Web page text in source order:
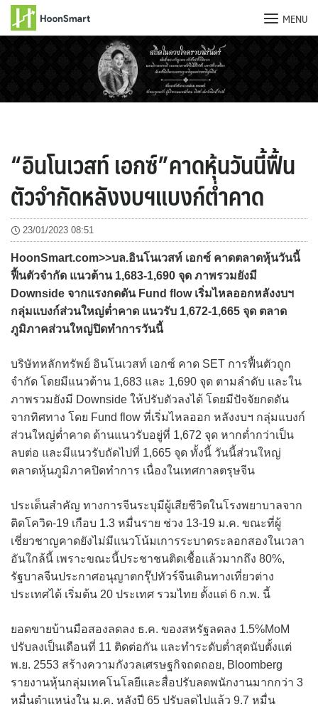
MENU
“อินโนเวสท์ เอกซ์”คาดหุ้นวันนี้ฟื้น
ตัวจำกัดหลังงบฯแบงก์ต่ำคาด
23/01/2023 08:51
HoonSmart.com>>บล.อินโนเวสท์ เอกซ์ คาดตลาดหุ้นวันนี้
ฟื้นตัวจำกัด แนวต้าน 1,683-1,690 จุด ภาพรวมยังมี
Downside จากแรงกดดัน Fund flow เริ่มไหลออกหลังงบฯ
กลุ่มแบงก์ส่วนใหญ่ต่ำคาด แนวรับ 1,672-1,665 จุด ตลาด
ภูมิภาคส่วนใหญ่ปิดทำการวันนี้
บริษัทหลักทรัพย์ อินโนเวสท์ เอกซ์ คาด SET การฟื้นตัวถูก
จำกัด โดยมีแนวต้าน 1,683 และ 1,690 จุด ตามลำดับ และใน
ภาพรวมยังมี Downside ให้ปรับตัวลงได้ โดยมีปัจจัยกดดัน
จากทิศทาง โดย Fund flow ที่เริ่มไหลออก หลังงบฯ กลุ่มแบงก์
ส่วนใหญ่ต่ำคาด ด้านแนวรับอยู่ที่ 1,672 จุด หากต่ำกว่าเป็น
ลบต่อ และมีแนวรับถัดไปที่ 1,665 จุด ทั้งนี้ วันนี้ส่วนใหญ่
ตลาดหุ้นภูมิภาคปิดทำการ เนื่องในเทศกาลตรุษจีน
ประเด็นสำคัญ ทางการจีนระบุมีผู้เสียชีวิตในโรงพยาบาลจาก
ติดโควิด-19 เกือบ 1.3 หมื่นราย ช่วง 13-19 ม.ค. ขณะที่ผู้
เชี่ยวชาญคาดยังไม่มีแนวโน้มเการระบาดระลอกสองในเวลา
อันใกล้นี้ เพราะขณะนี้ประชาชนติดเชื้อแล้วมากถึง 80%,
รัฐบาลจีนประกาศอนุญาตกรุ๊ปทัวร์จีนเดินทางเที่ยวต่าง
ประเทศได้ เริ่มต้น 20 ประเทศ รวมไทย ตั้งแต่ 6 ก.พ. นี้
ยอดขายบ้านมือสองลดลง ธ.ค. ของสหรัฐลดลง 1.5%MoM
ปรับลงเป็นเดือนที่ 11 ติดต่อกัน และทำระดับต่ำสุดนับตั้งแต่
พ.ย. 2553 สร้างความกังวลเศรษฐกิจถดถอย, Bloomberg
รายงานหุ้นกลุ่มเทคโนโลยีและสื่อปรับลดพนักงานมากกว่า 3
หมื่นตำแหน่งใน ม.ค. หลังปี 65 ปรับลดไปแล้ว 9.7 หมื่น